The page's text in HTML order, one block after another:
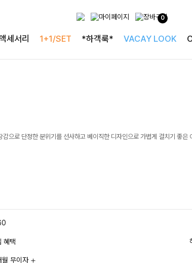
0
세서리 1+1/SET *하객룩* VACAY LOOK
으로 단정한 분위기를 선사하고 베이직한 디자인으로 가볍게 걸치기 좋은
혜택
무이자